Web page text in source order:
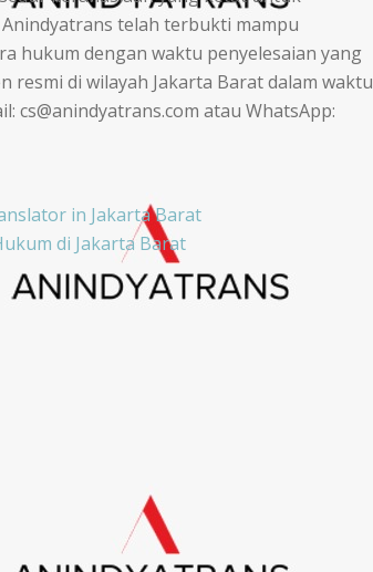
telah terbukti mampu
hukum dengan waktu penyelesaian yang
resmi di wilayah Jakarta Barat dalam waktu
cs@anindyatrans.com atau WhatsApp:
in Jakarta Barat
di Jakarta Barat